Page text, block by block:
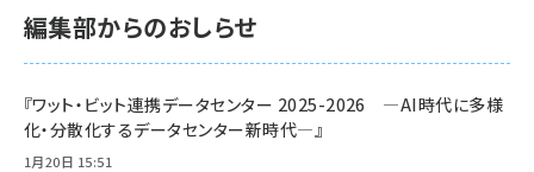
編集部からのおしらせ
『ワット・ビット連携データセンター 2025-2026 ―AI時代に多様
化・分散化するデータセンター新時代―』
1月20日 15:51